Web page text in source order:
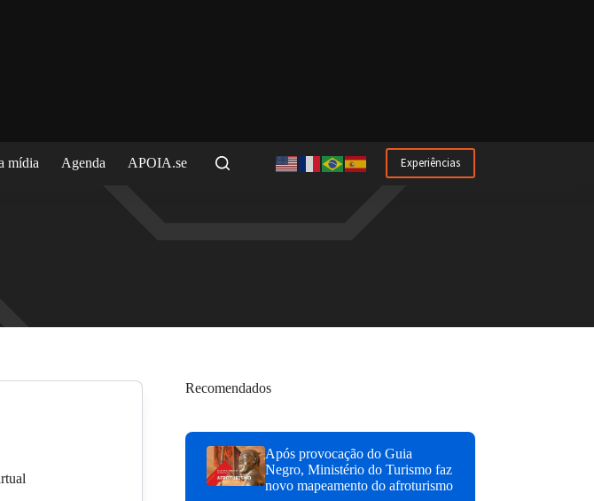
mídia Agenda APOIA.se Experiências
Recomendados
Após provocação do Guia
Negro, Ministério do Turismo faz
novo mapeamento do afroturismo